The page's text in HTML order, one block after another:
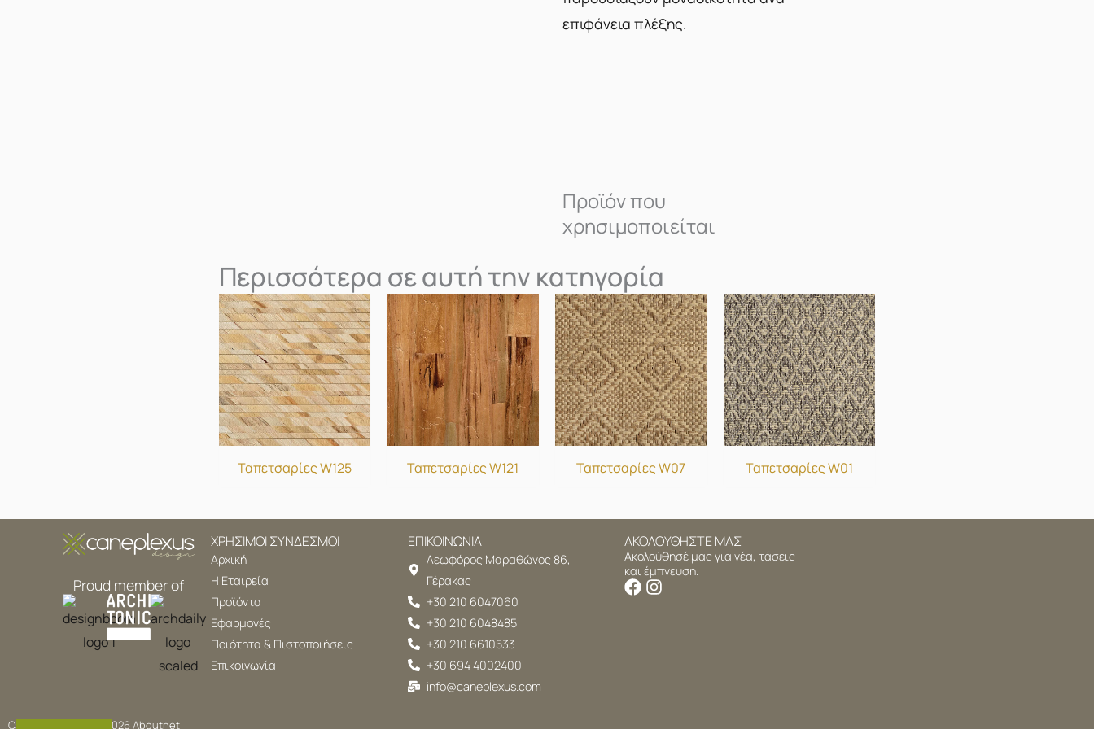
επιφάνεια πλέξης.
Προϊόν που
χρησιμοποιείται
Περισσότερα σε αυτή την κατηγορία
Ταπετσαρίες W125 Ταπετσαρίες W121 Ταπετσαρίες W07 Ταπετσαρίες W01
Proud member of
ΧΡΗΣΙΜΟΙ ΣΥΝΔΕΣΜΟΙ
Αρχική
Η Εταιρεία
Προϊόντα
Εφαρμογές
Ποιότητα & Πιστοποιήσεις
Επικοινωνία
ΕΠΙΚΟΙΝΩΝΙΑ
Λεωφόρος Μαραθώνος 86,
Γέρακας
+30 210 6047060
+30 210 6048485
+30 210 6610533
+30 694 4002400
info@caneplexus.com
ΑΚΟΛΟΥΘΗΣΤΕ ΜΑΣ
Ακολούθησέ μας για νέα, τάσεις
και έμπνευση.
Caneplex Design © 2026 Aboutnet